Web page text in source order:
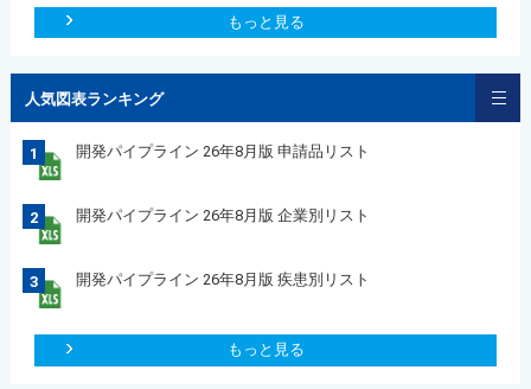
もっと見る
人気図表ランキング
1 開発パイプライン 26年8月版 申請品リスト
2 開発パイプライン 26年8月版 企業別リスト
3 開発パイプライン 26年8月版 疾患別リスト
もっと見る